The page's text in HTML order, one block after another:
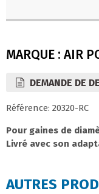
MARQUE : AIR
DEMANDE DE
Référence: 20320-RC
Pour gaines de
Livré avec son
AUTRES